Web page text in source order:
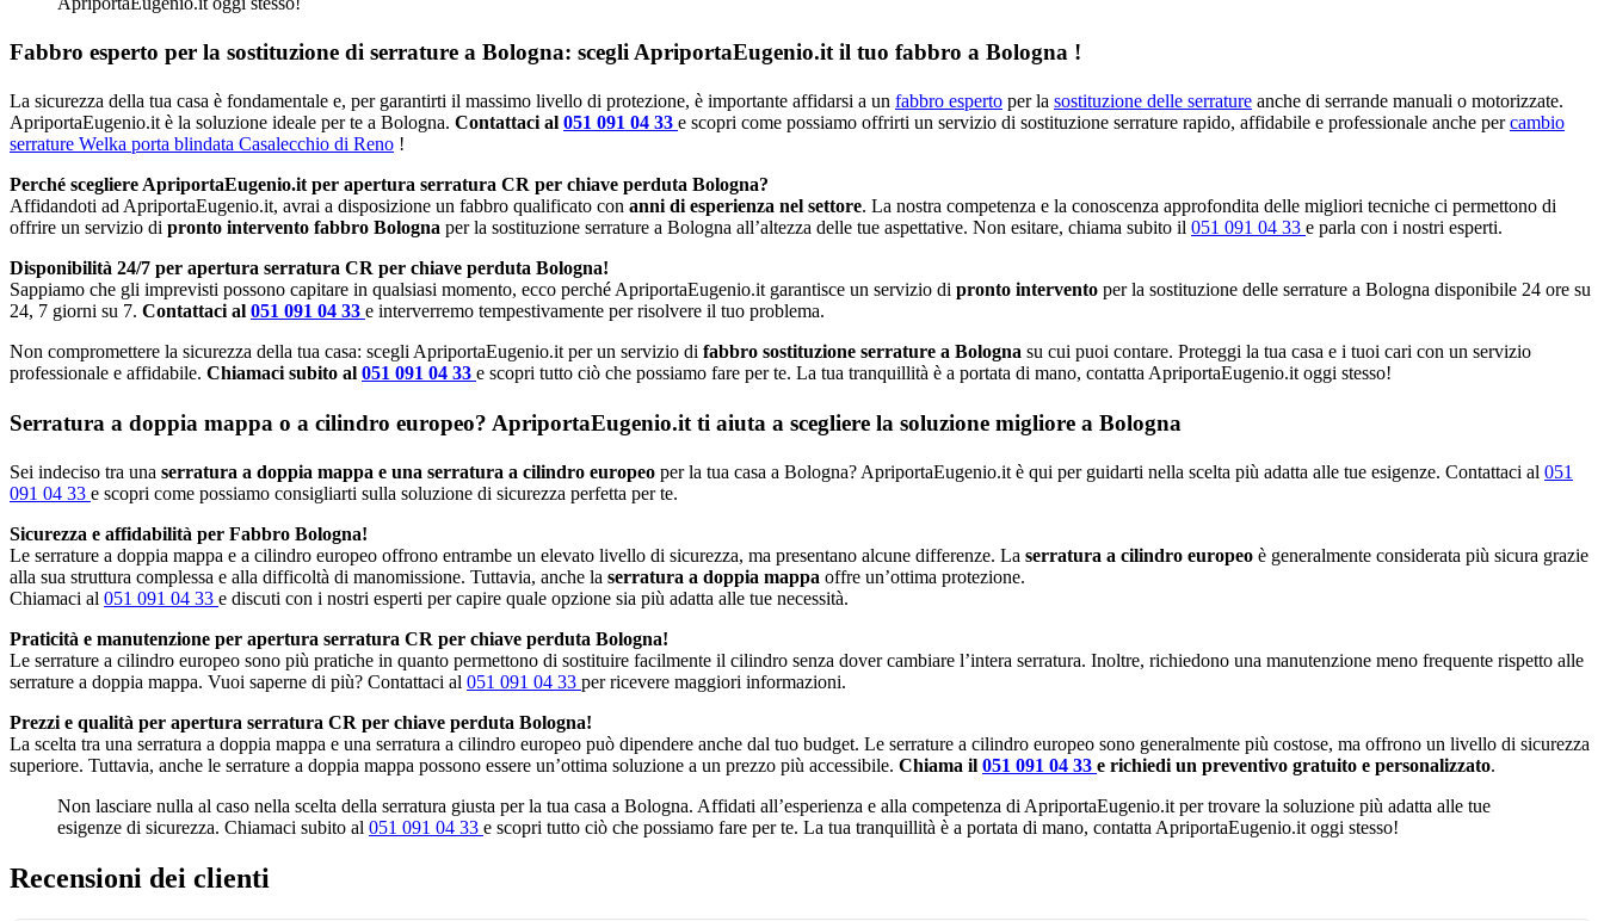
Fabbro esperto per la sostituzione di serrature a Bologna: scegli ApriportaEugenio.it il tuo fabbro a Bologna !
La sicurezza della tua casa è fondamentale e, per garantirti il massimo livello di protezione, è importante affidarsi a un fabbro esperto per la sostituzione delle serrature anche di serrande manuali o motorizzate.
ApriportaEugenio.it è la soluzione ideale per te a Bologna. Contattaci al 051 091 04 33 e scopri come possiamo offrirti un servizio di sostituzione serrature rapido, affidabile e professionale anche percambio
serrature Welka porta blindata Casalecchio di Reno !
Perché scegliere ApriportaEugenio.it per apertura serratura CR per chiave perduta Bologna?
Affidandoti ad ApriportaEugenio.it, avrai a disposizione un fabbro qualificato con anni di esperienza nel settore. La nostra competenza e la conoscenza approfondita delle migliori tecniche ci permettono di
offrire un servizio di pronto intervento fabbro Bologna per la sostituzione serrature a Bologna all’altezza delle tue aspettative. Non esitare, chiama subito il 051 091 04 33 e parla con i nostri esperti.
Disponibilità 24/7 per apertura serratura CR per chiave perduta Bologna!
Sappiamo che gli imprevisti possono capitare in qualsiasi momento, ecco perché ApriportaEugenio.it garantisce un servizio di pronto intervento per la sostituzione delle serrature a Bologna disponibile 24 ore su
24, 7 giorni su 7. Contattaci al 051 091 04 33 e interverremo tempestivamente per risolvere il tuo problema.
Non compromettere la sicurezza della tua casa: scegli ApriportaEugenio.it per un servizio di fabbro sostituzione serrature a Bologna su cui puoi contare. Proteggi la tua casa e i tuoi cari con un servizio
professionale e affidabile. Chiamaci subito al 051 091 04 33 e scopri tutto ciò che possiamo fare per te. La tua tranquillità è a portata di mano, contatta ApriportaEugenio.it oggi stesso!
Serratura a doppia mappa o a cilindro europeo? ApriportaEugenio.it ti aiuta a scegliere la soluzione migliore a Bologna
Sei indeciso tra una serratura a doppia mappa e una serratura a cilindro europeo per la tua casa a Bologna? ApriportaEugenio.it è qui per guidarti nella scelta più adatta alle tue esigenze. Contattaci al 051
091 04 33 e scopri come possiamo consigliarti sulla soluzione di sicurezza perfetta per te.
Sicurezza e affidabilità per Fabbro Bologna!
Le serrature a doppia mappa e a cilindro europeo offrono entrambe un elevato livello di sicurezza, ma presentano alcune differenze. La serratura a cilindro europeo è generalmente considerata più sicura grazie
alla sua struttura complessa e alla difficoltà di manomissione. Tuttavia, anche la serratura a doppia mappa offre un’ottima protezione.
Chiamaci al 051 091 04 33 e discuti con i nostri esperti per capire quale opzione sia più adatta alle tue necessità.
Praticità e manutenzione per apertura serratura CR per chiave perduta Bologna!
Le serrature a cilindro europeo sono più pratiche in quanto permettono di sostituire facilmente il cilindro senza dover cambiare l’intera serratura. Inoltre, richiedono una manutenzione meno frequente rispetto alle
serrature a doppia mappa. Vuoi saperne di più? Contattaci al 051 091 04 33 per ricevere maggiori informazioni.
Prezzi e qualità per apertura serratura CR per chiave perduta Bologna!
La scelta tra una serratura a doppia mappa e una serratura a cilindro europeo può dipendere anche dal tuo budget. Le serrature a cilindro europeo sono generalmente più costose, ma offrono un livello di sicurezza
superiore. Tuttavia, anche le serrature a doppia mappa possono essere un’ottima soluzione a un prezzo più accessibile. Chiama il 051 091 04 33 e richiedi un preventivo gratuito e personalizzato.
Non lasciare nulla al caso nella scelta della serratura giusta per la tua casa a Bologna. Affidati all’esperienza e alla competenza di ApriportaEugenio.it per trovare la soluzione più adatta alle tue
esigenze di sicurezza. Chiamaci subito al 051 091 04 33 e scopri tutto ciò che possiamo fare per te. La tua tranquillità è a portata di mano, contatta ApriportaEugenio.it oggi stesso!
Recensioni dei clienti